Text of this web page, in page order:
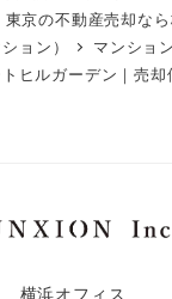
東京の不動産売却な
ョン）
マンショ
ヒルガーデン｜売却
横浜オフィス